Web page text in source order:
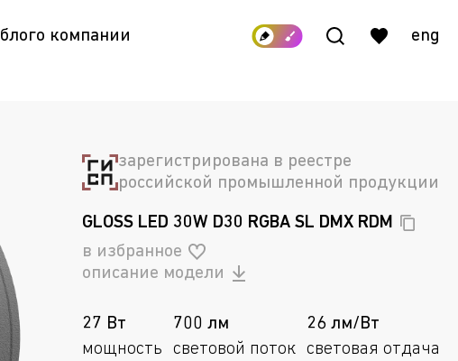
блого компании eng
зарегистрирована в реестре
российской промышленной продукции
GLOSS LED 30W D30 RGBA SL DMX RDM
в избранное
описание модели
27 Вт
мощность
700 лм
световой поток
26 лм/Вт
световая отдача